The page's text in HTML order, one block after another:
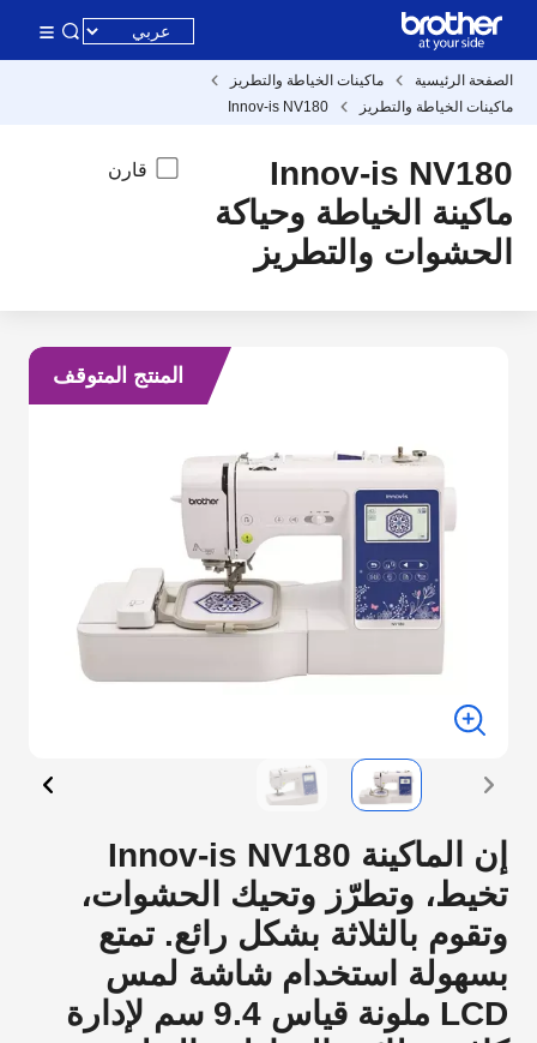
الصفحة الرئيسية
ماكينات الخياطة والتطريز
ماكينات الخياطة والتطريز
Innov-is NV180
Innov-is NV180
ماكينة الخياطة وحياكة
الحشوات والتطريز
قارن
المنتج المتوقف
إن الماكينة Innov-is NV180
تخيط، وتطرّز وتحيك الحشوات،
وتقوم بالثلاثة بشكل رائع. تمتع
بسهولة استخدام شاشة لمس
LCD ملونة قياس 9.4 سم لإدارة